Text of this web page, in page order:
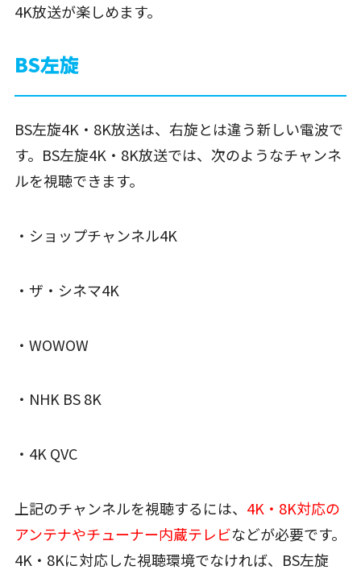
4K放送が楽しめます。
BS左旋
BS左旋4K・8K放送は、右旋とは違う新しい電波で
す。BS左旋4K・8K放送では、次のようなチャンネ
ルを視聴できます。
・ショップチャンネル4K
・ザ・シネマ4K
・WOWOW
・NHK BS 8K
・4K QVC
上記のチャンネルを視聴するには、 4K・8K対応の
アンテナやチューナー内蔵テレビなどが必要です。
4K・8Kに対応した視聴環境でなければ、BS左旋